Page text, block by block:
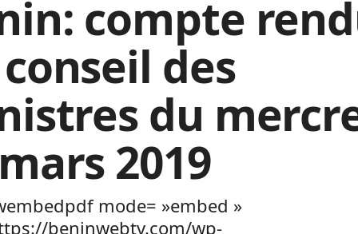
compte
des
du
2019
mode= »embed »
beninwebtv.com/wp-